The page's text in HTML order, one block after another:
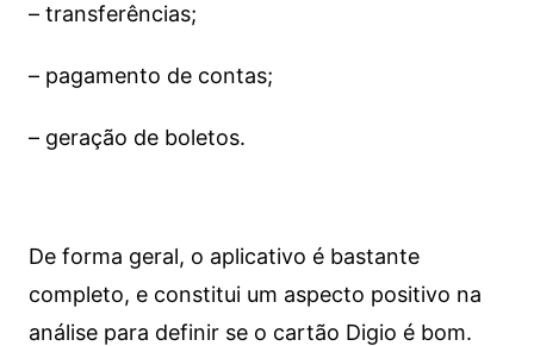
– transferências;
– pagamento de contas;
– geração de boletos.
De forma geral, o aplicativo é bastante
completo, e constitui um aspecto positivo na
análise para definir se o cartão Digio é bom.